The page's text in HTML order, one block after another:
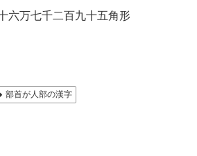
六万七千二百九十五角形
部首が人部の漢字